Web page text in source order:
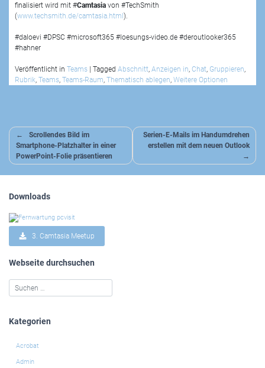
finalisiert wird mit #Camtasia von #TechSmith
(www.techsmith.de/camtasia.html).
#daloevi #DPSC #microsoft365 #loesungs-video.de #deroutlooker365
#hahner
Veröffentlicht in Teams | Tagged Abschnitt, Anzeigen in, Chat, Gruppieren,
Rubrik, Teams, Teams-Raum, Thematisch ablegen, Weitere Optionen
Beitragsnavigation
Scrollendes Bild im
Smartphone-Platzhalter in einer
PowerPoint-Folie präsentieren
Serien-E-Mails im Handumdrehen
erstellen mit dem neuen Outlook
Downloads
3. Camtasia Meetup
Webseite durchsuchen
Kategorien
Acrobat
Admin